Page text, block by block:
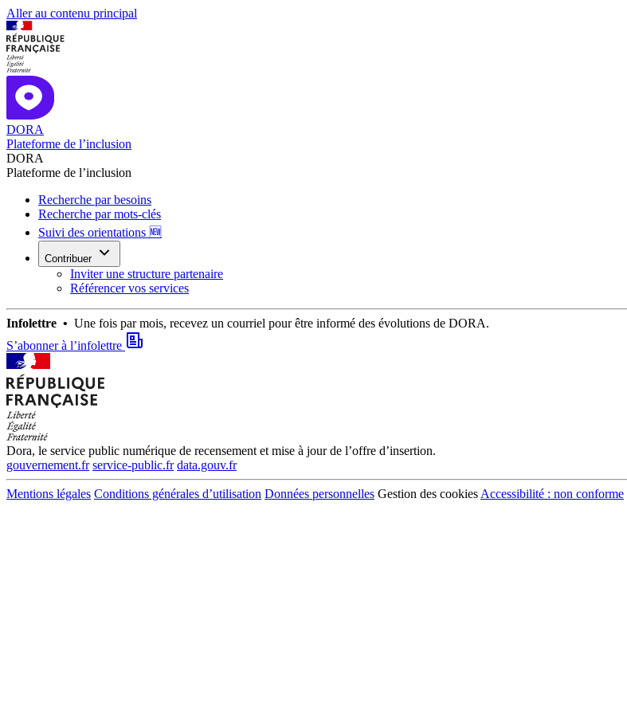
Aller au contenu principal
DORA
Plateforme de l’inclusion
DORA
Plateforme de l’inclusion
Recherche par besoins
Recherche par mots-clés
Suivi des orientations 🆕
Contribuer
Inviter une structure partenaire
Référencer vos services
Infolettre • Une fois par mois, recevez un courriel pour être informé des évolutions de DORA.
S’abonner à l’infolettre
Dora, le service public numérique de recensement et mise à jour de l’offre d’insertion.
gouvernement.fr service-public.fr data.gouv.fr
Mentions légales Conditions générales d’utilisation Données personnelles Gestion des cookies Accessibilité : non conforme